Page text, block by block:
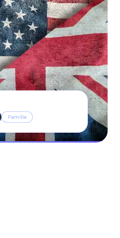
Famille